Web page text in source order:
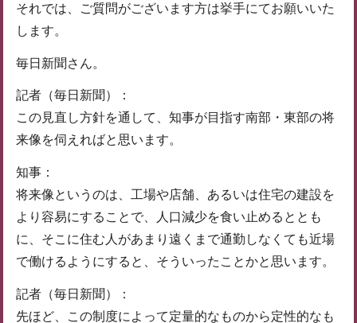
それでは、ご質問がございます方は挙手にてお願いいた
します。
毎日新聞さん。
記者（毎日新聞）：
この見直し方針を通して、知事が目指す南部・東部の将
来像を伺えればと思います。
知事：
将来像というのは、工場や店舗、あるいは住宅の建設を
より容易にすることで、人口減少を食い止めるととも
に、そこに住む人があまり遠くまで通勤しなくても近場
で働けるようにすると、そういったことかと思います。
記者（毎日新聞）：
先ほど、この制度によって定量的なものから定性的なも